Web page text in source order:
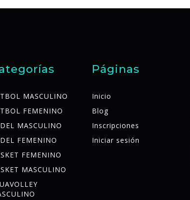
MASCULINO
FEMENINO
MASCULINO
FEMENINO
FEMENINO
MASCULINO
Páginas
Inicio
Blog
Inscripciones
Iniciar sesión